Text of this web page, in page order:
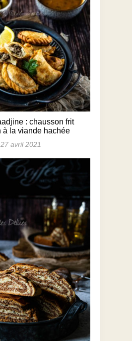
: chausson frit
à la viande hachée
27 avril 2021